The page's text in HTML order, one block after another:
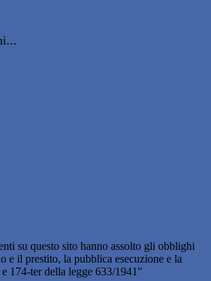
su questo sito hanno assolto gli obblighi
il prestito, la pubblica esecuzione e la
174-ter della legge 633/1941"